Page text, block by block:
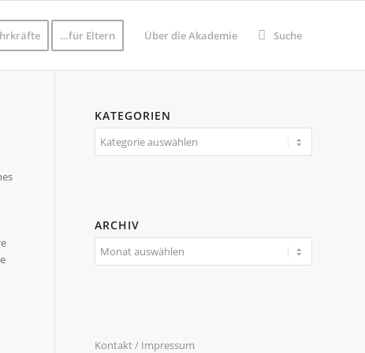
…für Eltern Über die Akademie Suche
KATEGORIEN
Kategorien
ARCHIV
Kontakt / Impressum